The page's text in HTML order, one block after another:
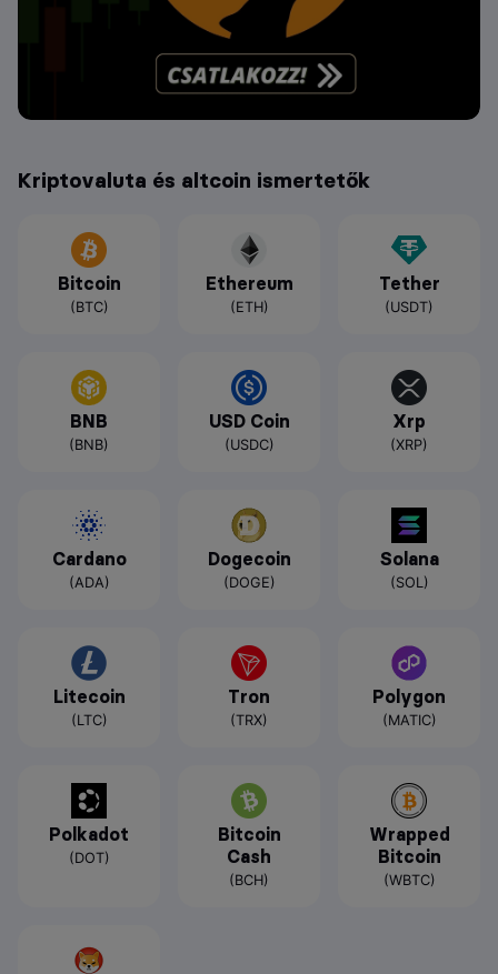
Kriptovaluta és altcoin ismertetők
Bitcoin
(BTC)
Ethereum
(ETH)
Tether
(USDT)
BNB
(BNB)
USD Coin
(USDC)
Xrp
(XRP)
Cardano
(ADA)
Dogecoin
(DOGE)
Solana
(SOL)
Litecoin
(LTC)
Tron
(TRX)
Polygon
(MATIC)
Polkadot
(DOT)
Bitcoin
Cash
(BCH)
Wrapped
Bitcoin
(WBTC)